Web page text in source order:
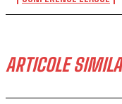
ARTICOLE